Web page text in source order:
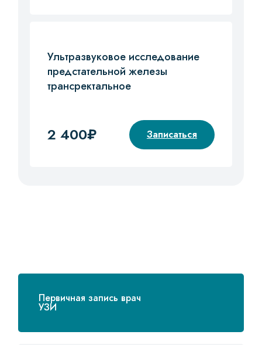
Ультразвуковое исследование
предстательной железы
трансректальное
2 400₽ Записаться
Первичная запись врач
УЗИ